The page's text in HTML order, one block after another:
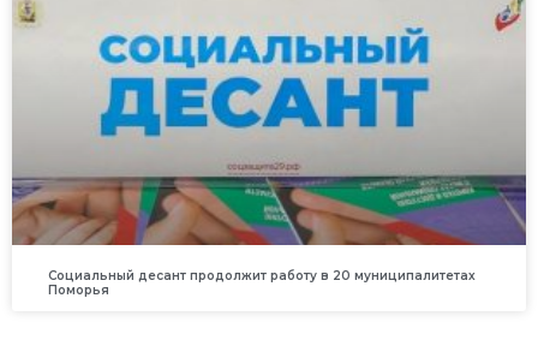
Социальный десант продолжит работу в 20 муниципалитетах
Поморья